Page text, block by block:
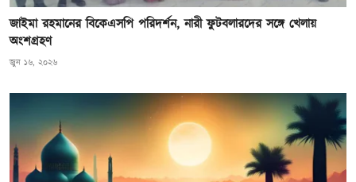
জাইমা রহমানের বিকেএসপি পরিদর্শন, নারী ফুটবলারদের সঙ্গে খেলায়
অংশগ্রহণ
জুন ১৬, ২০২৬